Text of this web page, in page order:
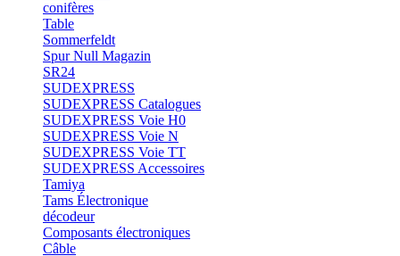
conifères
Table
Sommerfeldt
Spur Null Magazin
SR24
SUDEXPRESS
SUDEXPRESS Catalogues
SUDEXPRESS Voie H0
SUDEXPRESS Voie N
SUDEXPRESS Voie TT
SUDEXPRESS Accessoires
Tamiya
Tams Électronique
décodeur
Composants électroniques
Câble